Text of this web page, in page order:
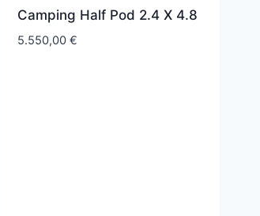
Camping Half Pod 2.4 X 4.8
5.550,00 €